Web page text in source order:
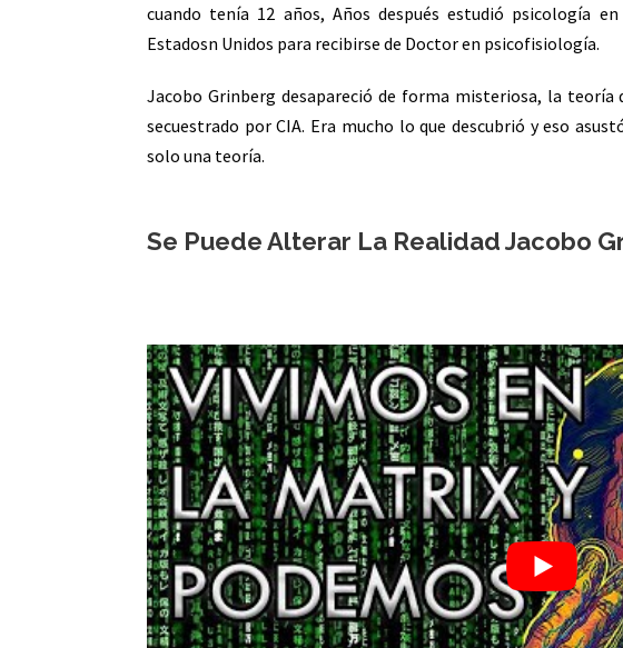
cuando tenía 12 años, Años después estudió psicología
Estadosn Unidos para recibirse de Doctor en psicofisiología.
Jacobo Grinberg desapareció de forma misteriosa, la teoría
secuestrado por CIA. Era mucho lo que descubrió y eso
solo una teoría.
Se Puede Alterar La Realidad Jacobo